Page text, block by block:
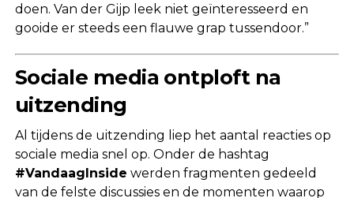
doen. Van der Gijp leek niet geïnteresseerd en
gooide er steeds een flauwe grap tussendoor.”
Sociale media ontploft na
uitzending
Al tijdens de uitzending liep het aantal reacties op
sociale media snel op. Onder de hashtag
#VandaagInside werden fragmenten gedeeld
van de felste discussies en de momenten waarop